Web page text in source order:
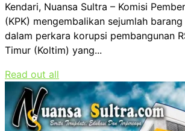
Kendari, Nuansa Sultra – Komisi
(KPK) mengembalikan sejumlah
dalam perkara korupsi pembangunan
Timur (Koltim) yang...
Read out all